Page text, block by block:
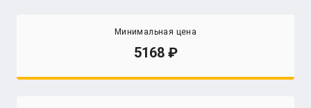
Минимальная цена
5168